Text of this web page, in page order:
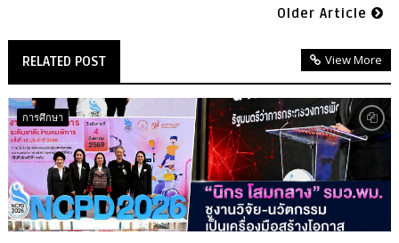
Older Article
RELATED POST View More
การศึกษา